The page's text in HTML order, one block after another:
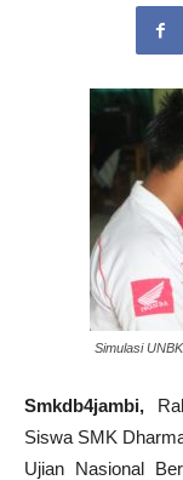
Simulasi
Smkdb4jambi,
Siswa SMK
Ujian Nasional